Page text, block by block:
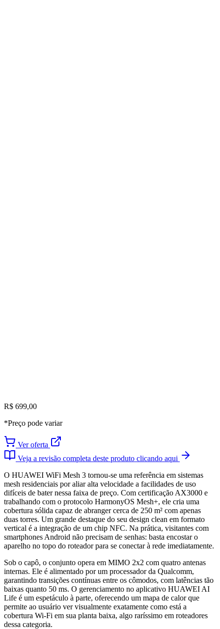
R$ 699,00
*Preço pode variar
Ver oferta
Veja a revisão completa deste produto clicando aqui
O HUAWEI WiFi Mesh 3 tornou-se uma referência em sistemas
mesh residenciais por aliar alta velocidade a facilidades de uso
difíceis de bater nessa faixa de preço. Com certificação AX3000 e
trabalhando com o protocolo HarmonyOS Mesh+, ele cria uma
cobertura sólida capaz de abranger cerca de 250 m² com apenas
duas torres. Um grande destaque do seu design clean em formato
vertical é a integração de um chip NFC. Na prática, visitantes com
smartphones Android não precisam de senhas: basta encostar o
aparelho no topo do roteador para se conectar à rede imediatamente.
Sob o capô, o conjunto opera em MIMO 2x2 com quatro antenas
internas. Ele é alimentado por um processador da Qualcomm,
garantindo transições contínuas entre os cômodos, com latências tão
baixas quanto 50 ms. O gerenciamento no aplicativo HUAWEI AI
Life é um espetáculo à parte, oferecendo um mapa de calor que
permite ao usuário ver visualmente exatamente como está a
cobertura Wi-Fi em sua planta baixa, algo raríssimo em roteadores
dessa categoria.